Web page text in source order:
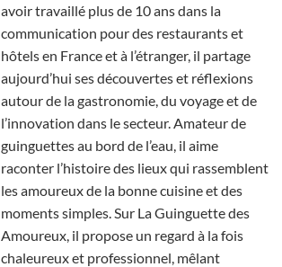
avoir travaillé plus de 10 ans dans la
communication pour des restaurants et
hôtels en France et à l’étranger, il partage
aujourd’hui ses découvertes et réflexions
autour de la gastronomie, du voyage et de
l’innovation dans le secteur. Amateur de
guinguettes au bord de l’eau, il aime
raconter l’histoire des lieux qui rassemblent
les amoureux de la bonne cuisine et des
moments simples. Sur La Guinguette des
Amoureux, il propose un regard à la fois
chaleureux et professionnel, mêlant